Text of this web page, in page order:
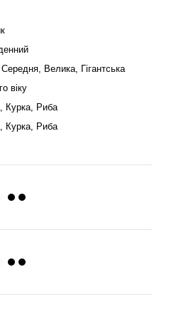
Велика, Гігантська
віку
Курка, Риба
Курка, Риба